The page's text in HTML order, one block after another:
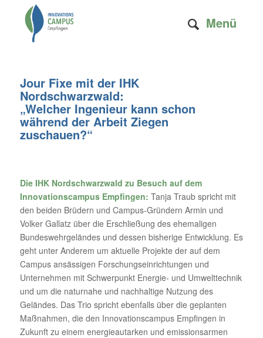
Menü
Jour Fixe mit der IHK
Nordschwarzwald:
„Welcher Ingenieur kann schon
während der Arbeit Ziegen
zuschauen?“
Die IHK Nordschwarzwald zu Besuch auf dem
Innovationscampus Empfingen: Tanja Traub spricht mit
den beiden Brüdern und Campus-Gründern Armin und
Volker Gallatz über die Erschließung des ehemaligen
Bundeswehrgeländes und dessen bisherige Entwicklung. Es
geht unter Anderem um aktuelle Projekte der auf dem
Campus ansässigen Forschungseinrichtungen und
Unternehmen mit Schwerpunkt Energie- und Umwelttechnik
und um die naturnahe und nachhaltige Nutzung des
Geländes. Das Trio spricht ebenfalls über die geplanten
Maßnahmen, die den Innovationscampus Empfingen in
Zukunft zu einem energieautarken und emissionsarmen